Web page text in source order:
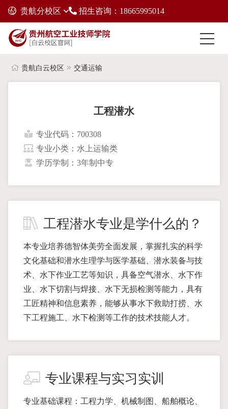
贵航分校区 招生咨询：18665995014
贵航白云校区 交通运输
工程潜水
专业代码：700308
专业小类：水上运输类
学历学制：3年制中专
工程潜水专业是学什么的？
本专业培养德智体美劳全面发展，掌握扎实的科学
文化基础和潜水生理学与医学基础、潜水装备与技
术、水下作业工艺等知识，具备空气潜水、水下作
业、水下切割与焊接、水下无损检测等能力，具有
工匠精神和信息素养，能够从事水下救助打捞、水
下工程施工、水下检测等工作的技术技能人才。
专业课程与实习实训
专业基础课程：工程力学、机械制图、船舶概论、